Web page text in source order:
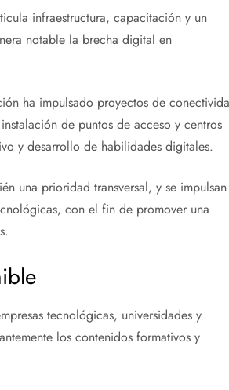
infraestructura, capacitación y un
notable la brecha digital en
ha impulsado proyectos de
de puntos de acceso y centros
y desarrollo de habilidades digitales.
una prioridad transversal, y se impulsan
con el fin de promover una
tecnológicas, universidades y
los contenidos formativos y